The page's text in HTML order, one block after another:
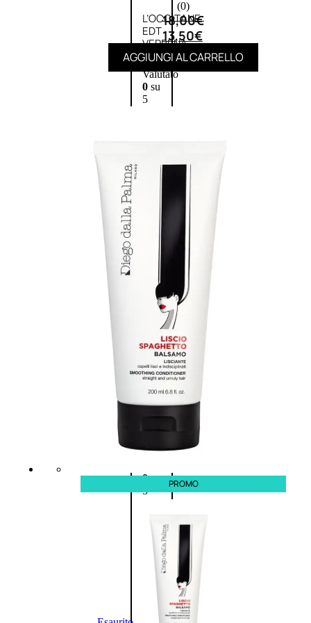
L’OCCITANE
EDT
VERBENA
E
Valutato
0su
5
Aggiungi
carrello
PROMO
Fragranze
Nature
Donna
L’OCCITANE
VERBENA
1
0su
5
56,00
€
42,00€
AGGIUNGI
CARRELLO
(0)
18,00€
13,50€
AGGIUNGI AL CARRELLO
PROMO